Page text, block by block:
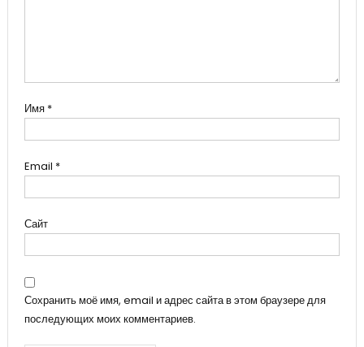
Имя *
Email *
Сайт
Сохранить моё имя, email и адрес сайта в этом браузере для
последующих моих комментариев.